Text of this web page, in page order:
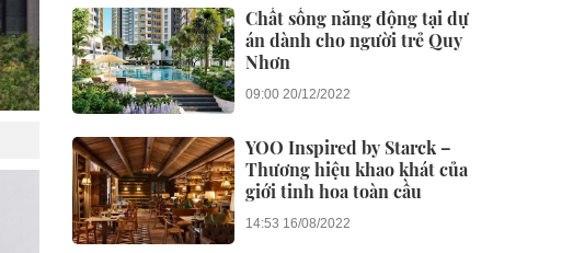
Chất sống năng động tại dự
án dành cho người trẻ Quy
Nhơn
09:00 20/12/2022
YOO Inspired by Starck –
Thương hiệu khao khát của
giới tinh hoa toàn cầu
14:53 16/08/2022